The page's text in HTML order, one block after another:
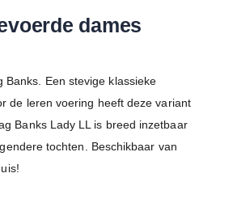
dames
Banks. Een stevige klassieke
de leren voering heeft deze variant
Banks Lady LL is breed inzetbaar
tochten. Beschikbaar van